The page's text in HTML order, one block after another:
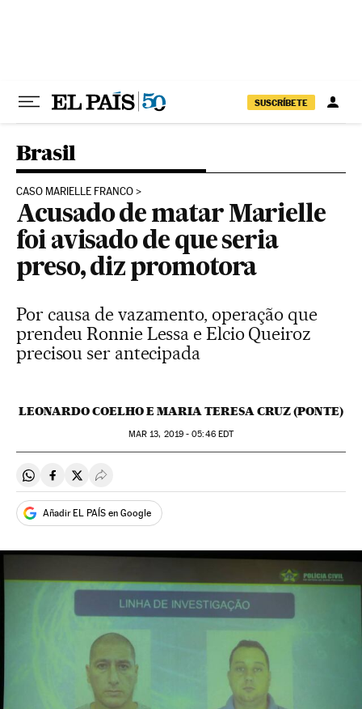
SUSCRÍBETE
Brasil
CASO MARIELLE FRANCO
Acusado de matar Marielle
foi avisado de que seria
preso, diz promotora
Por causa de vazamento, operação que
prendeu Ronnie Lessa e Elcio Queiroz
precisou ser antecipada
LEONARDO COELHO E MARIA TERESA CRUZ (PONTE)
MAR 13, 2019 - 05:46EDT
Compartir en Whatsapp
Compartir en Facebook
Compartir en Twitter
Desplegar Redes Sociales
Añadir EL PAÍS en Google